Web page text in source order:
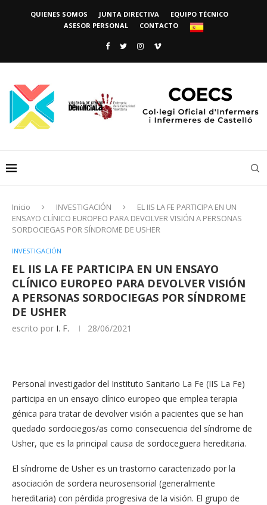
QUIENES SOMOS JUNTA DIRECTIVA
EQUIPO TÉCNICO
ASESOR PERSONAL
CONTACTO
Inicio INVESTIGACIÓN
EL IIS LA FE PARTICIPA EN UN
ENSAYO CLÍNICO EUROPEO PARA DEVOLVER VISIÓN A PERSONAS
SORDOCIEGAS POR SÍNDROME DE USHER
INVESTIGACIÓN
EL IIS LA FE PARTICIPA EN UN ENSAYO
CLÍNICO EUROPEO PARA DEVOLVER VISIÓN
A PERSONAS SORDOCIEGAS POR SÍNDROME
DE USHER
escrito por I. F. 28/06/2021
Personal investigador del Instituto Sanitario La Fe (IIS La Fe)
participa en un ensayo clínico europeo que emplea terapia
génica para tratar de devolver visión a pacientes que se han
quedado sordociegos/as como consecuencia del síndrome de
Usher, que es la principal causa de sordoceguera hereditaria.
El síndrome de Usher es un trastorno caracterizado por la
asociación de sordera neurosensorial (generalmente
hereditaria) con pérdida progresiva de la visión. El grupo de